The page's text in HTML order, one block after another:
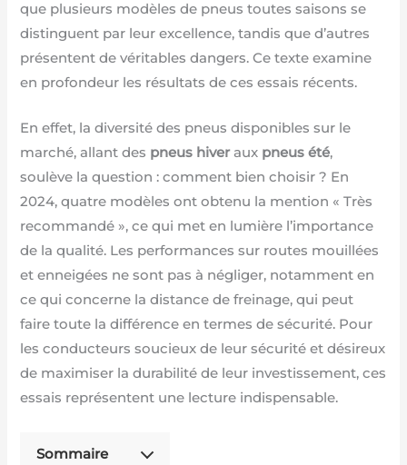
que plusieurs modèles de pneus toutes saisons se
distinguent par leur excellence, tandis que d’autres
présentent de véritables dangers. Ce texte examine
en profondeur les résultats de ces essais récents.
En effet, la diversité des pneus disponibles sur le
marché, allant des pneus hiveraux pneus été,
soulève la question : comment bien choisir ? En
2024, quatre modèles ont obtenu la mention « Très
recommandé », ce qui met en lumière l’importance
de la qualité. Les performances sur routes mouillées
et enneigées ne sont pas à négliger, notamment en
ce qui concerne la distance de freinage, qui peut
faire toute la différence en termes de sécurité. Pour
les conducteurs soucieux de leur sécurité et désireux
de maximiser la durabilité de leur investissement, ces
essais représentent une lecture indispensable.
Sommaire